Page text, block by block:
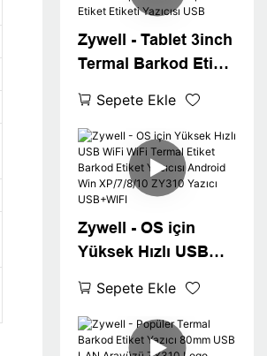
Zywell - Tablet 3inch
Termal Barkod Etiket
Dahili Adaptör
Mürekkepsiz Etiket
Etiketi Yazıcısı USB
Sepete Ekle
Zywell - OS için
Yüksek Hızlı USB
Etiket Barkod Etiket
Yazıcısı Android Win
XP/7/8/10 ZY310
Sepete Ekle